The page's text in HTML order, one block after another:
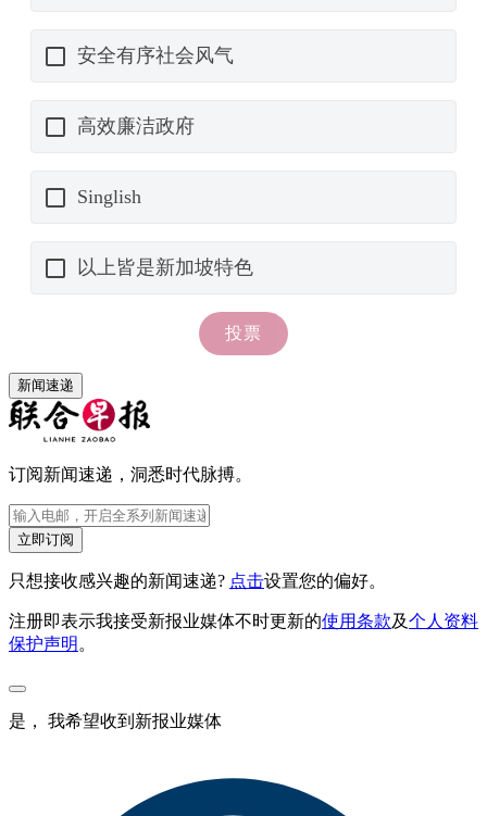
新闻速递
订阅新闻速递，洞悉时代脉搏。
立即订阅
只想接收感兴趣的新闻速递? 点击设置您的偏好。
注册即表示我接受新报业媒体不时更新的使用条款及个人资料
保护声明 。
是， 我希望收到新报业媒体